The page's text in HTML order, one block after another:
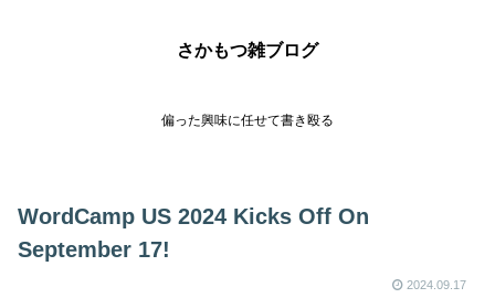
さかもつ雑ブログ
偏った興味に任せて書き殴る
WordCamp US 2024 Kicks Off On
September 17!
2024.09.17